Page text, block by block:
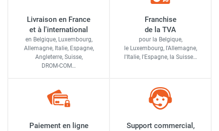
Livraison en France
et à l'international
en Belgique, Luxembourg,
Allemagne, Italie, Espagne,
Angleterre, Suisse,
DROM-COM…
Franchise
de la TVA
pour la Belgique,
le Luxembourg, l'Allemagne,
l'Italie, l'Espagne, la Suisse…
Paiement en ligne
Support commercial,